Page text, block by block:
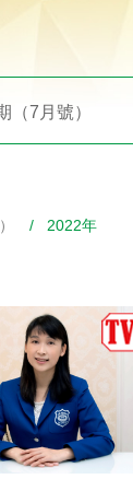
（7月號）
/ 2022年